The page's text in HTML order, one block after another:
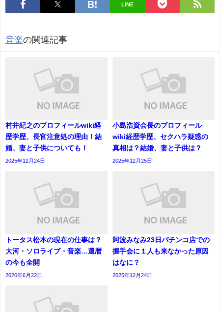
LINE
音楽の関連記事
村井紀之のプロフィールwiki経
歴学歴、長官注意処の理由！結
婚、妻と子供についても！
2025年12月24日
小島浩資会長のプロフィール
wiki経歴学歴、セクハラ疑惑の
真相は？結婚、妻と子供は？
2025年12月25日
トータス松本の現在の仕事は？
大河・ソロライブ・音楽…還暦
の今も全開
2026年6月22日
阿波みなみ23日パチンコ店での
握手会に１人も来なかった原因
はなに？
2025年12月24日